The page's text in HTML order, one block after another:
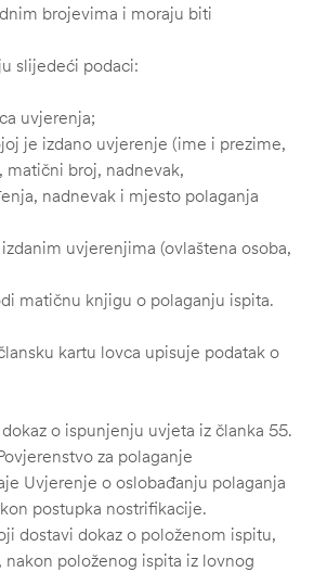
brojevima i moraju biti
slijedeći podaci:
uvjerenja;
je izdano uvjerenje (ime i prezime,
matični broj, nadnevak,
nadnevak i mjesto polaganja
uvjerenjima (ovlaštena osoba,
matičnu knjigu o polaganju ispita.
kartu lovca upisuje podatak o
o ispunjenju uvjeta iz članka 55.
za polaganje
Uvjerenje o oslobađanju polaganja
postupka nostrifikacije.
dostavi dokaz o položenom ispitu,
položenog ispita iz lovnog